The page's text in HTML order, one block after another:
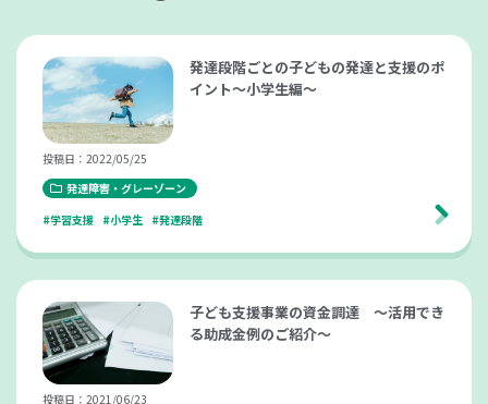
発達段階ごとの子どもの発達と支援のポ
イント～小学生編～
投稿日：2022/05/25
発達障害・グレーゾーン
#学習支援
#小学生 #発達段階
子ども支援事業の資金調達 ～活用でき
る助成金例のご紹介～
投稿日：2021/06/23